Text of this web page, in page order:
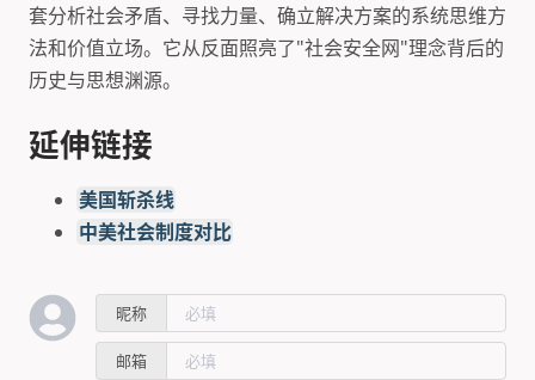
套分析社会矛盾、寻找力量、确立解决方案的系统思维方
法和价值立场。它从反面照亮了"社会安全网"理念背后的
历史与思想渊源。
延伸链接
美国斩杀线
中美社会制度对比
昵称
邮箱